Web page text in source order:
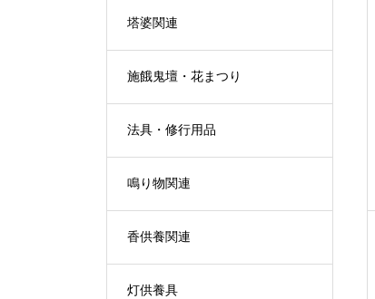
塔婆関連
施餓鬼壇・花まつり
法具・修行用品
鳴り物関連
香供養関連
灯供養具